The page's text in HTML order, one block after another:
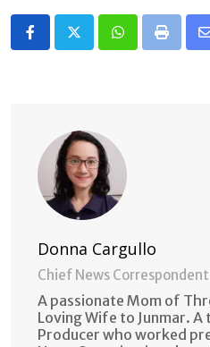
Whatsapp
Print
Donna Cargullo
Chief News Correspondent
A passionate Mom of
Loving Wife to Junmar. A
Producer who worked